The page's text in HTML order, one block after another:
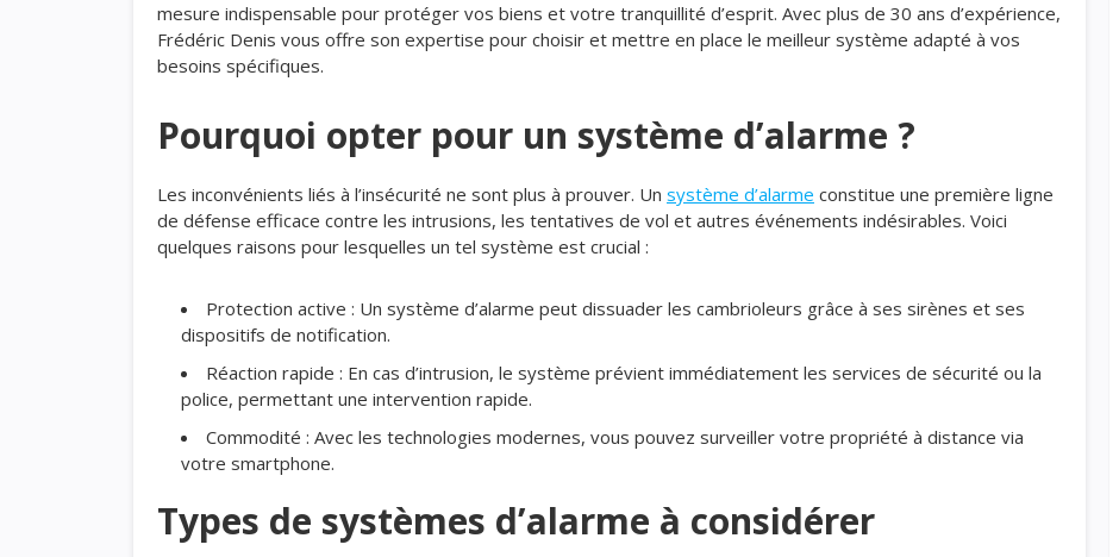
mesure indispensable pour protéger vos biens et votre tranquillité d’esprit. Avec plus de 30 ans d’expérience,
Frédéric Denis vous offre son expertise pour choisir et mettre en place le meilleur système adapté à vos
besoins spécifiques.
Pourquoi opter pour un système d’alarme ?
Les inconvénients liés à l’insécurité ne sont plus à prouver. Un système d’alarme constitue une première ligne
de défense efficace contre les intrusions, les tentatives de vol et autres événements indésirables. Voici
quelques raisons pour lesquelles un tel système est crucial :
Protection active : Un système d’alarme peut dissuader les cambrioleurs grâce à ses sirènes et ses
dispositifs de notification.
Réaction rapide : En cas d’intrusion, le système prévient immédiatement les services de sécurité ou la
police, permettant une intervention rapide.
Commodité : Avec les technologies modernes, vous pouvez surveiller votre propriété à distance via
votre smartphone.
Types de systèmes d’alarme à considérer